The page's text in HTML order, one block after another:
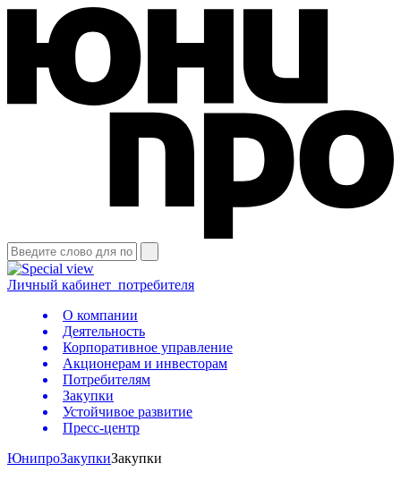
Личный кабинет потребителя
О компании
Деятельность
Корпоративное управление
Акционерам и инвесторам
Потребителям
Закупки
Устойчивое развитие
Пресс-центр
ЮнипроЗакупкиЗакупки